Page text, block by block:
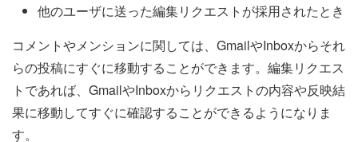
他のユーザに送った編集リクエストが採用されたとき
コメントやメンションに関しては、GmailやInboxからそれ
らの投稿にすぐに移動することができます。編集リクエス
トであれば、GmailやInboxからリクエストの内容や反映結
果に移動してすぐに確認することができるようになりま
す。